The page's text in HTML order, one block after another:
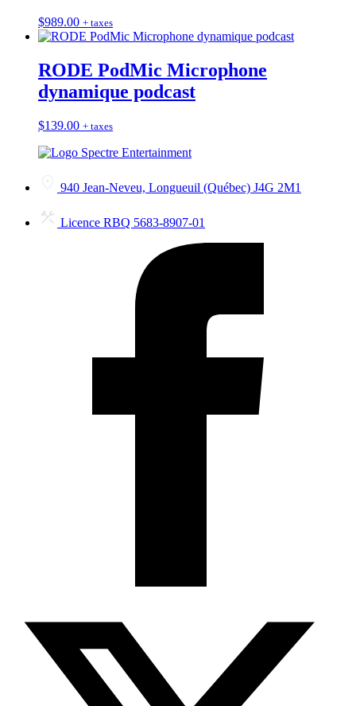
$989.00 + taxes
RODE PodMic Microphone
dynamique podcast
$139.00 + taxes
940 Jean-Neveu, Longueuil (Québec) J4G 2M1
Licence RBQ 5683-8907-01